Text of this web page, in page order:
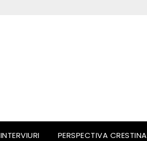
INTERVIURI PERSPECTIVA CRESTINA